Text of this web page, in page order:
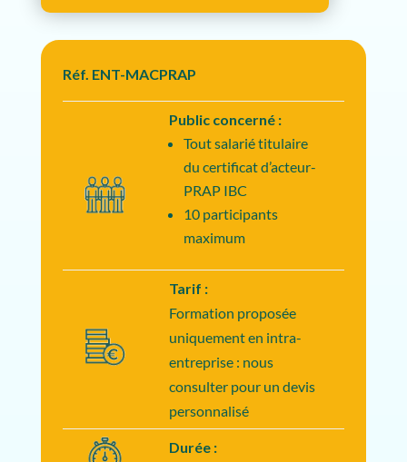
Réf. ENT-MACPRAP
Public concerné :
Tout salarié titulaire
du certificat d’acteur-
PRAP IBC
10 participants
maximum
Tarif :
Formation proposée
uniquement en intra-
entreprise : nous
consulter pour un devis
personnalisé
Durée :